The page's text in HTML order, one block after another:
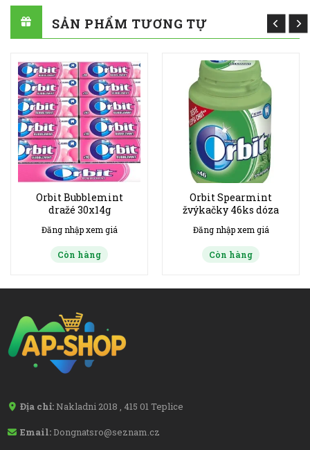
SẢN PHẨM TƯƠNG TỰ
Orbit Bubblemint
dražé 30x14g
Đăng nhập xem giá
Còn hàng
Orbit Spearmint
žvýkačky 46ks dóza
Đăng nhập xem giá
Còn hàng
Địa chỉ: Nakladni 2018 , 415 01 Teplice
Email:Dongnatsro@seznam.cz